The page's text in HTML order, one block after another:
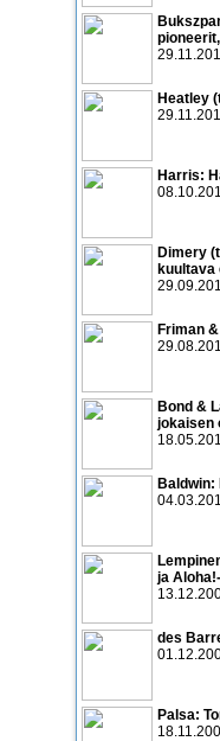
Heatley
Harris:
Dimery
kuultava
Friman
Bond &
jokaisen
Baldwin:
ja
des
Palsa: